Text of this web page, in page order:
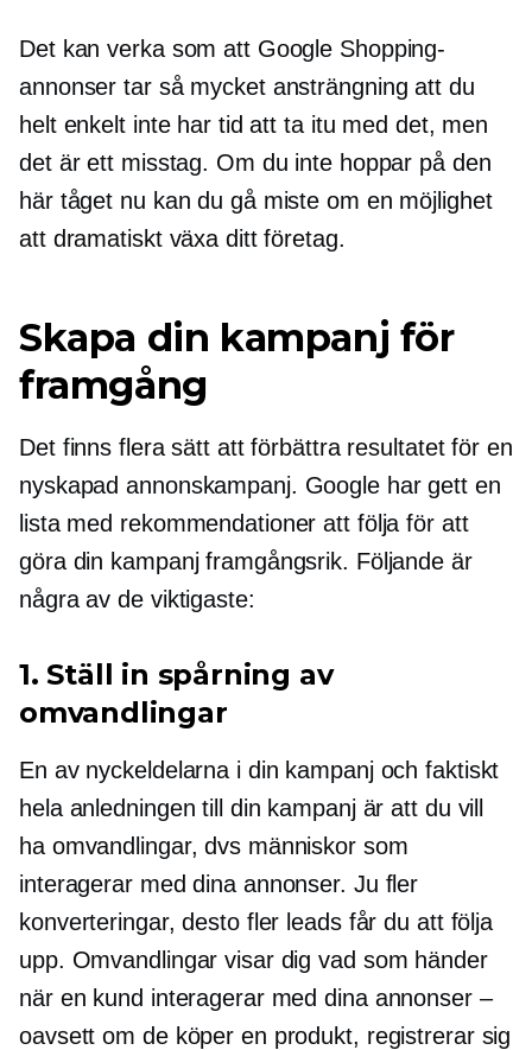
Det kan verka som att Google Shopping-
annonser tar så mycket ansträngning att du
helt enkelt inte har tid att ta itu med det, men
det är ett misstag. Om du inte hoppar på den
här tåget nu kan du gå miste om en möjlighet
att dramatiskt växa ditt företag.
Skapa din kampanj för
framgång
Det finns flera sätt att förbättra resultatet för en
nyskapad annonskampanj. Google har gett en
lista med rekommendationer att följa för att
göra din kampanj framgångsrik. Följande är
några av de viktigaste:
1. Ställ in spårning av
omvandlingar
En av nyckeldelarna i din kampanj och faktiskt
hela anledningen till din kampanj är att du vill
ha omvandlingar, dvs människor som
interagerar med dina annonser. Ju fler
konverteringar, desto fler leads får du att följa
upp. Omvandlingar visar dig vad som händer
när en kund interagerar med dina annonser –
oavsett om de köper en produkt, registrerar sig